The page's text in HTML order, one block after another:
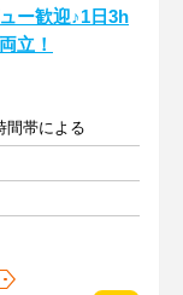
ー歓迎♪1日3h
立！
間帯による